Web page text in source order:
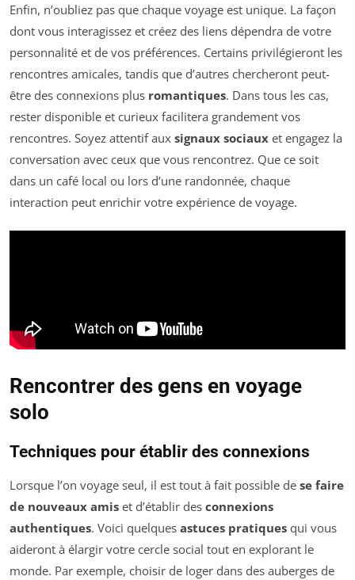
Enfin, n’oubliez pas que chaque voyage est unique. La façon
dont vous interagissez et créez des liens dépendra de votre
personnalité et de vos préférences. Certains privilégieront les
rencontres amicales, tandis que d’autres chercheront peut-
être des connexions plus romantiques. Dans tous les cas,
rester disponible et curieux facilitera grandement vos
rencontres. Soyez attentif aux signaux sociaux et engagez la
conversation avec ceux que vous rencontrez. Que ce soit
dans un café local ou lors d’une randonnée, chaque
interaction peut enrichir votre expérience de voyage.
Rencontrer des gens en voyage
solo
Techniques pour établir des connexions
Lorsque l’on voyage seul, il est tout à fait possible de se faire
de nouveaux amis et d’établir des connexions
authentiques. Voici quelques astuces pratiques qui vous
aideront à élargir votre cercle social tout en explorant le
monde. Par exemple, choisir de loger dans des auberges de